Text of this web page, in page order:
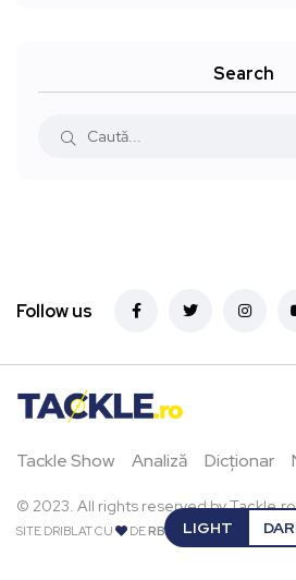
LIGHT
Search
Follow us
Tackle Show Analiză Dicționar
© 2023. All rights reserved by
SITE DRIBLAT CU DERBPIXEL